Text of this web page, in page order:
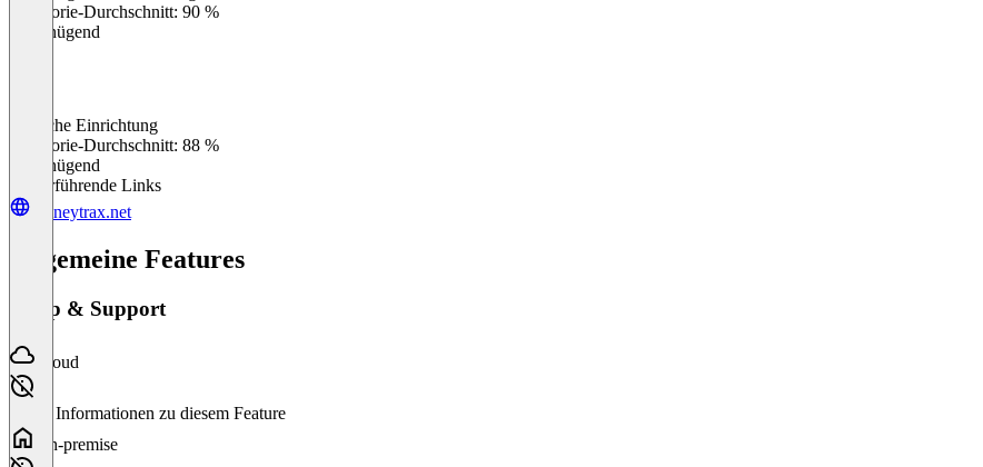
Kategorie-Durchschnitt: 90 %
Ungenügend
Einfache Einrichtung
Kategorie-Durchschnitt: 88 %
Ungenügend
Weiterführende Links
moneytrax.net
Allgemeine Features
Setup & Support
Cloud
Keine Informationen zu diesem Feature
On-premise